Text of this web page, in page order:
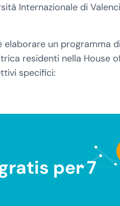
Internazionale di
un programma
residenti nella House
specifici:
per 7